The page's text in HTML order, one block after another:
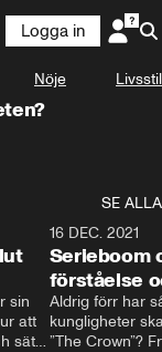
Logga in
Nöje Livsstil
SE ALLA
sin
att
sätta
16 DEC. 2021
Serieboom
förståelse
Aldrig förr har
kungligheter
”The Crown”?